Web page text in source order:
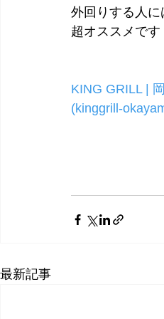
外回りする人
超オススメです
KING GRILL |
(kinggrill-
最新記事